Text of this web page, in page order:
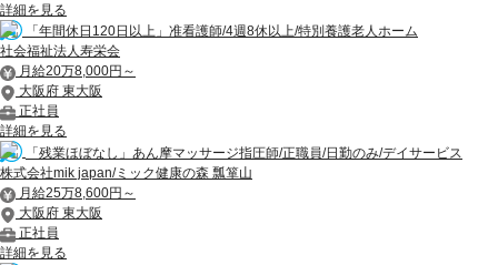
詳細を見る
「年間休日120日以上」准看護師/4週8休以上/特別養護老人ホーム
社会福祉法人寿栄会
月給20万8,000円～
大阪府 東大阪
正社員
詳細を見る
「残業ほぼなし」あん摩マッサージ指圧師/正職員/日勤のみ/デイサービス
株式会社mik japan/ミック健康の森 瓢箪山
月給25万8,600円～
大阪府 東大阪
正社員
詳細を見る